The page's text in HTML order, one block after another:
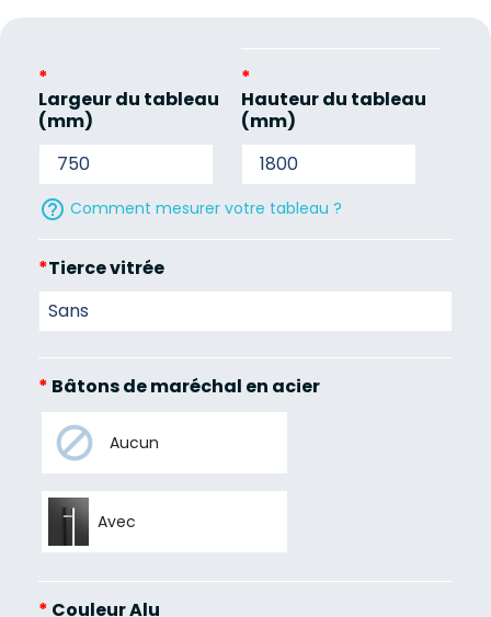
*
Largeur du tableau
(mm)
*
Hauteur du tableau
(mm)
help_outline Comment mesurer votre tableau ?
*Tierce vitrée
* Bâtons de maréchal en acier
Aucun
Avec
* Couleur Alu